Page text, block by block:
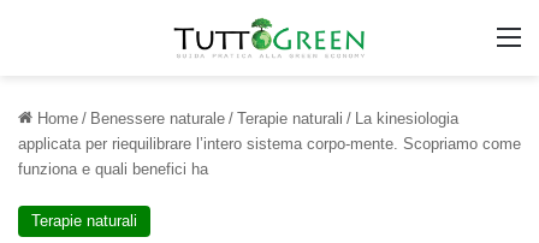
Home / Benessere naturale / Terapie naturali / La kinesiologia
applicata per riequilibrare l’intero sistema corpo-mente. Scopriamo come
funziona e quali benefici ha
Terapie naturali